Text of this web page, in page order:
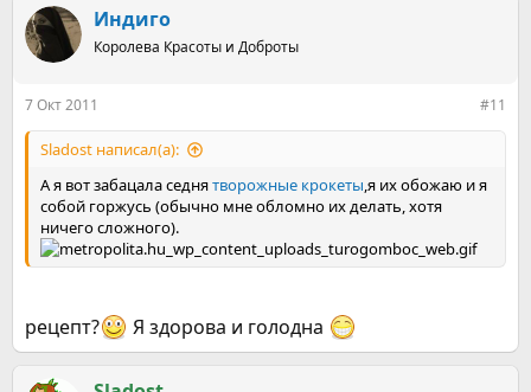
к
ц
и
Индиго
Королева Красоты и Доброты
7 Окт 2011 #11
Sladost написал(а):
А я вот забацала седнятворожные крокеты,я их обожаю и я
собой горжусь (обычно мне обломно их делать, хотя
ничего сложного).
рецепт? Я здорова и голодна